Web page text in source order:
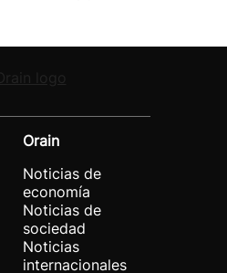
Orain
Noticias de
economía
Noticias de
sociedad
Noticias
internacionales